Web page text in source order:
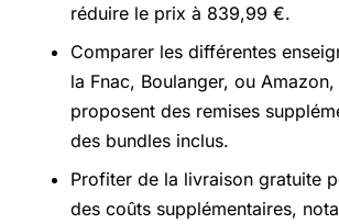
réduire le prix à 839,99 €.
Comparer les différentes
la Fnac, Boulanger, ou
proposent des remises
des bundles inclus.
Profiter de la livraison gratuite
des coûts supplémentaires,